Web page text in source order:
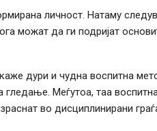
личност. Натаму
можат да ги подријат
дури и чудна воспитна
гледање. Меѓутоа, таа
во дисциплинирани